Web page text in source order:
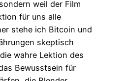
weil der Film
für uns alle
stehe ich Bitcoin und
skeptisch
wahre Lektion des
Bewusstsein für